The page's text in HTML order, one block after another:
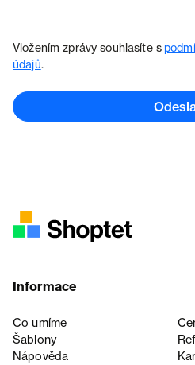
Vložením zprávy souhlasíte s
údajů.
Informace
Co umíme
Šablony
Nápověda